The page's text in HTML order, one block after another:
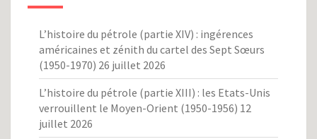
L’histoire du pétrole (partie XIV) : ingérences
américaines et zénith du cartel des Sept Sœurs
(1950-1970) 26 juillet 2026
L’histoire du pétrole (partie XIII) : les Etats-Unis
verrouillent le Moyen-Orient (1950-1956) 12
juillet 2026